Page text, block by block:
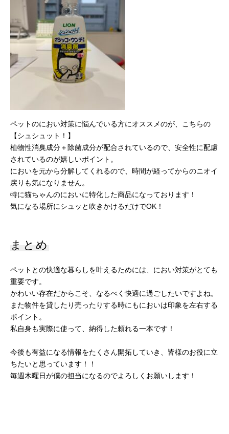
ペットのにおい対策に悩んでいる方にオススメのが、こちらの
【シュシュット！】
植物性消臭成分＋除菌成分が配合されているので、安全性に配慮
されているのが嬉しいポイント。
においを元から分解してくれるので、時間が経ってからのニオイ
戻りも気になりません。
特に猫ちゃんのにおいに特化した商品になっております！
気になる場所にシュッと吹きかけるだけでOK！
まとめ
ペットとの快適な暮らしを叶えるためには、におい対策がとても
重要です。
かわいい存在だからこそ、なるべく快適に過ごしたいですよね。
また物件を貸したり売ったりする時にもにおいは印象を左右する
ポイント。
私自身も実際に使って、納得した頼れる一本です！
今後も有益になる情報をたくさん開拓していき、皆様のお役に立
ちたいと思っています！！
毎週木曜日が僕の担当になるのでよろしくお願いします！